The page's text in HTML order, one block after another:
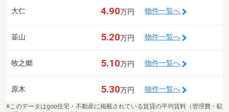
大仁 4.90万円 物件一覧へ
韮山 5.20万円 物件一覧へ
牧之郷 5.10万円 物件一覧へ
原木 5.30万円 物件一覧へ
※このデータはgoo住宅・不動産に掲載されている賃貸の平均賃料（管理費・駐